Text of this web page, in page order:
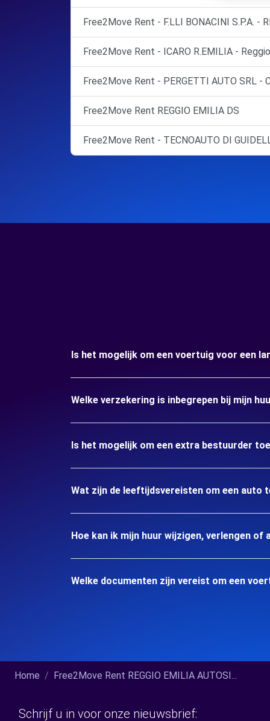
Free2Move Rent - F.LLI BONACINI S.P.A. -
Free2Move Rent - ICARO R.EMILIA -
Free2Move Rent - PERGETTI AUTO SRL -
Free2Move Rent REGGIO EMILIA DS
Free2Move Rent - TECNOAUTO DI
Is het mogelijk om een voertuig voor een
Welke verzekering is inbegrepen bij mijn
Is het mogelijk om een extra bestuurder
Wat zijn de leeftijdsvereisten om een auto
Hoe kan ik mijn huur wijzigen, verlengen of
Welke documenten zijn vereist om een
Home Free2Move Rent REGGIO EMILIA AUTOSI...
Schrijf u in voor onze nieuwsbrief: